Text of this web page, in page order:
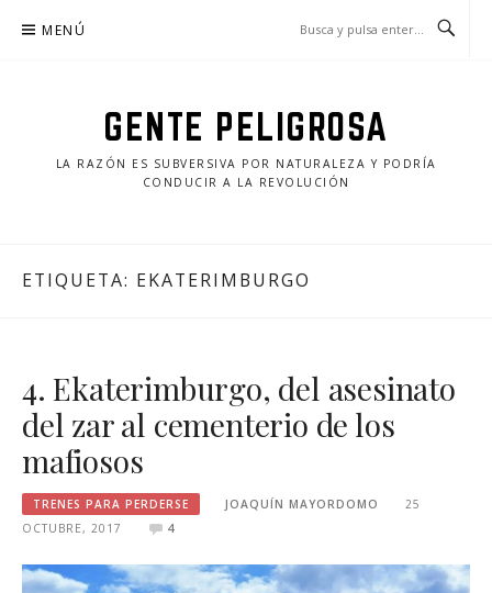
MENÚ
GENTE PELIGROSA
LA RAZÓN ES SUBVERSIVA POR NATURALEZA Y PODRÍA
CONDUCIR A LA REVOLUCIÓN
ETIQUETA: EKATERIMBURGO
4. Ekaterimburgo, del asesinato
del zar al cementerio de los
mafiosos
TRENES PARA PERDERSE JOAQUÍN MAYORDOMO
25
OCTUBRE, 2017
4